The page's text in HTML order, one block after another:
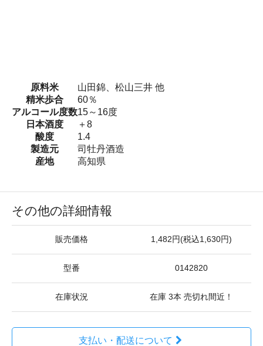
原料米
山田錦、松山三井 他
精米歩合
60％
アルコール度数15～16度
日本酒度
＋8
酸度
1.4
製造元
司牡丹酒造
産地
高知県
その他の詳細情報
販売価格 1,482円(税込1,630円)
型番 0142820
在庫状況 在庫 3本 売切れ間近！
支払い・配送について